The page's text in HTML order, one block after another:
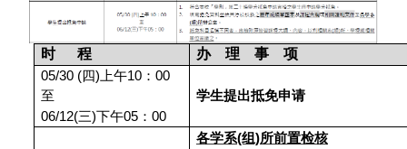
时 程 办 理 事 项
05/30 (四)上午10：00
至
06/12(三)下午05：00
学生提出抵免申请
各学系(组)所前置检核